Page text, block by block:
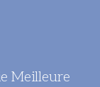
Meilleure